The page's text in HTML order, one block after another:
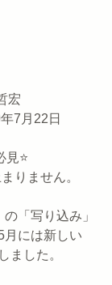
宏
7月22日
見⭐️
りません。
「写り込み」
月には新しい
ました。